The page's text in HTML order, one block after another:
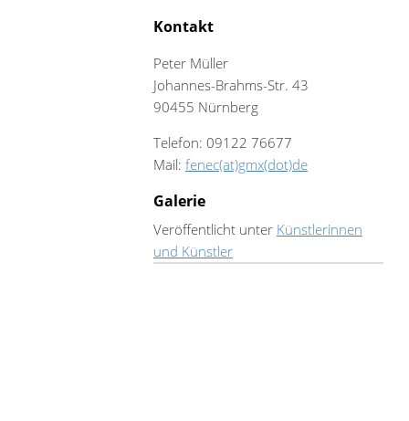
Kontakt
Peter Müller
Johannes-Brahms-Str. 43
90455 Nürnberg
Telefon: 09122 76677
Mail: fenec(at)gmx(dot)de
Galerie
Veröffentlicht unter Künstlerinnen
und Künstler